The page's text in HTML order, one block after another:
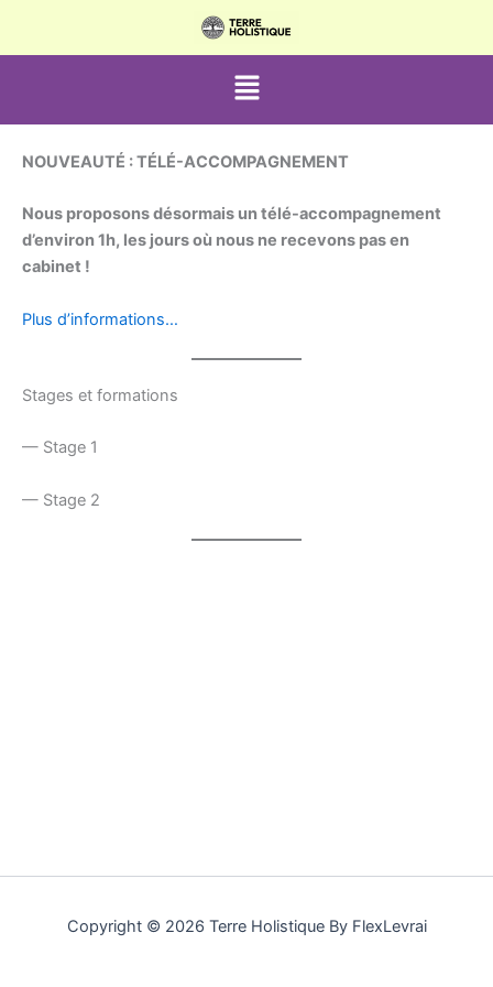
Menu
NOUVEAUTÉ : TÉLÉ-ACCOMPAGNEMENT
Nous proposons désormais un télé-accompagnement
d’environ 1h, les jours où nous ne recevons pas en
cabinet !
Plus d’informations…
Stages et formations
— Stage 1
— Stage 2
Copyright © 2026 Terre Holistique By FlexLevrai